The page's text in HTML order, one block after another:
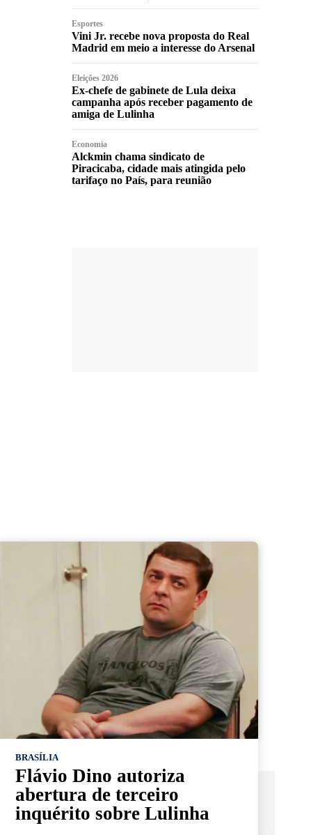
Esportes
Vini Jr. recebe nova proposta do Real
Madrid em meio a interesse do Arsenal
Eleições 2026
Ex-chefe de gabinete de Lula deixa
campanha após receber pagamento de
amiga de Lulinha
Economia
Alckmin chama sindicato de
Piracicaba, cidade mais atingida pelo
tarifaço no País, para reunião
BRASÍLIA
Flávio Dino autoriza
abertura de terceiro
inquérito sobre Lulinha